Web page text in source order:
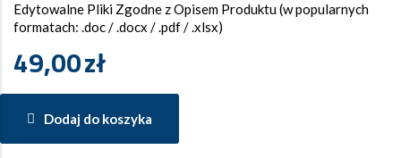
Edytowalne Pliki Zgodne z Opisem Produktu (w popularnych
formatach: .doc / .docx / .pdf / .xlsx)
49,00zł
Dodaj do koszyka